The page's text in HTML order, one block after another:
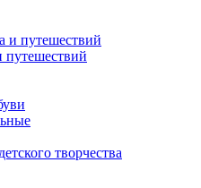
путешествий
творчества